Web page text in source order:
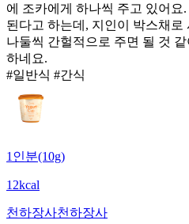
에 조카에게 하나씩 주고 있어
된다고 하는데, 지인이 박스채
나둘씩 간헐적으로 주면 될 것
하네요.
#일반식 #간식
1인분(10g)
12kcal
천하장사천하장사